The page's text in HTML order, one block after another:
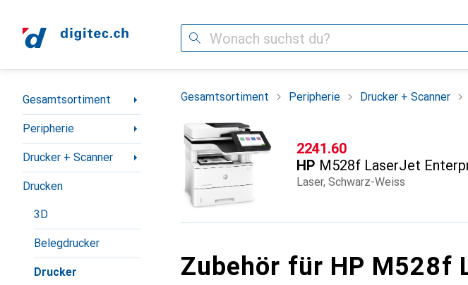
Suche
Navigation nach Kategorien
Gesamtsortiment
Peripherie
Drucker + Scanner
Drucken
3D
Belegdrucker
Drucker
Gesamtsortiment Peripherie Drucker + Scanner
CHF
2241.60
HP M528f LaserJet
Laser, Schwarz-Weiss
Zubehör für HP M528f